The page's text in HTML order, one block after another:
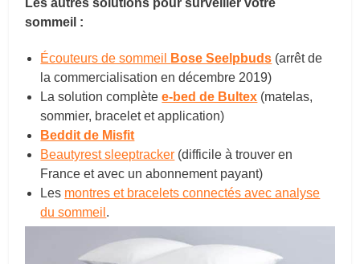
sommeil :
Écouteurs de sommeil Bose Seelpbuds (arrêt de
la commercialisation en décembre 2019)
La solution complètee-bed de Bultex (matelas,
sommier, bracelet et application)
Beddit de Misfit
Beautyrest sleeptracker (difficile à trouver en
France et avec un abonnement payant)
Les montres et bracelets connectés avec analyse
du sommeil .